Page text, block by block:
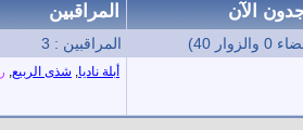
الآن المراقبين
المراقبين : 3
أبلة ناديا, شذى الربيع,